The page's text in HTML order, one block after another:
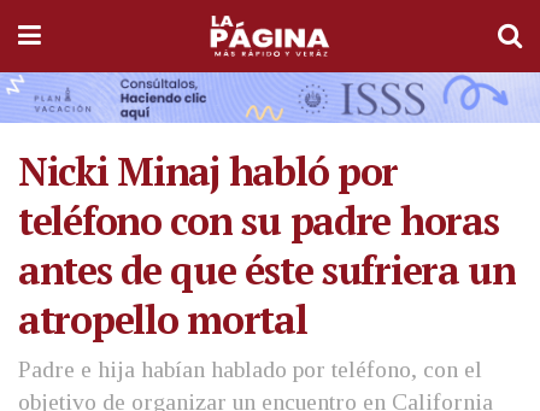
Nicki Minaj habló por
teléfono con su padre horas
antes de que éste sufriera un
atropello mortal
Padre e hija habían hablado por teléfono, con el
objetivo de organizar un encuentro en California